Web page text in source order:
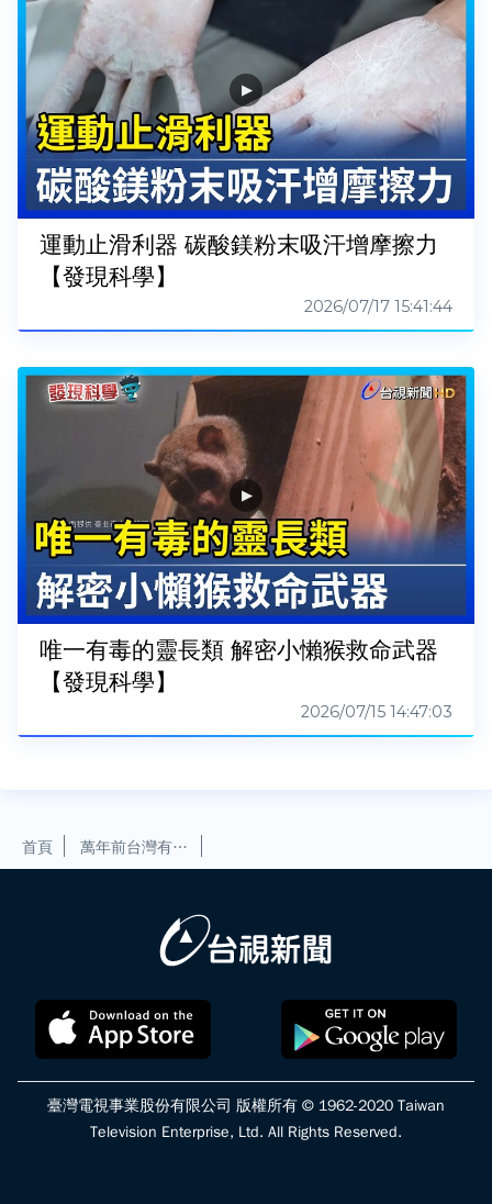
運動止滑利器 碳酸鎂粉末吸汗增摩擦力
【發現科學】
2026/07/17 15:41:44
唯一有毒的靈長類 解密小懶猴救命武器
【發現科學】
2026/07/15 14:47:03
首頁 萬年前台灣有海獅？首件化石澎湖水道現蹤【發現科學】
臺灣電視事業股份有限公司 版權所有 © 1962-2020 Taiwan
Television Enterprise, Ltd. All Rights Reserved.